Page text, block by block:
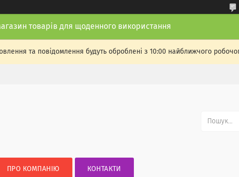
товарів для щоденного використання
та повідомлення будуть оброблені з 10:00 найближчого
ПРО КОМПАНІЮ КОНТАКТИ